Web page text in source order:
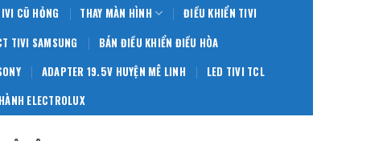
CŨ HỎNG THAY MÀN HÌNH
ĐIỀU KHIỂN TIVI
TIVI SAMSUNG
BÁN ĐIỀU KHIỂN ĐIỀU HÒA
ADAPTER 19.5V HUYỆN MÊ LINH
LED TIVI TCL
ELECTROLUX